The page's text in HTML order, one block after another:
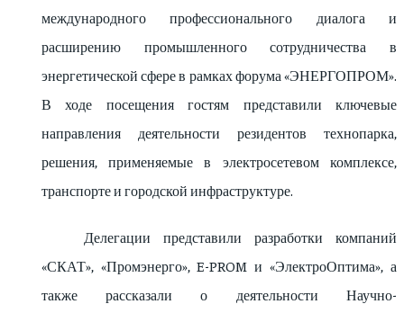
международного профессионального диалога и
расширению промышленного сотрудничества в
энергетической сфере в рамках форума «ЭНЕРГОПРОМ».
В ходе посещения гостям представили ключевые
направления деятельности резидентов технопарка,
решения, применяемые в электросетевом комплексе,
транспорте и городской инфраструктуре.
Делегации представили разработки компаний
«СКАТ», «Промэнерго», E-PROM и «ЭлектроОптима», а
также рассказали о деятельности Научно-